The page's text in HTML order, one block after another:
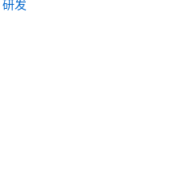
研发